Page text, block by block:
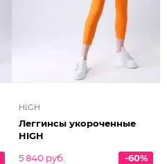
HIGH
Леггинсы укороченные
HIGH
5 840 руб.
-60%